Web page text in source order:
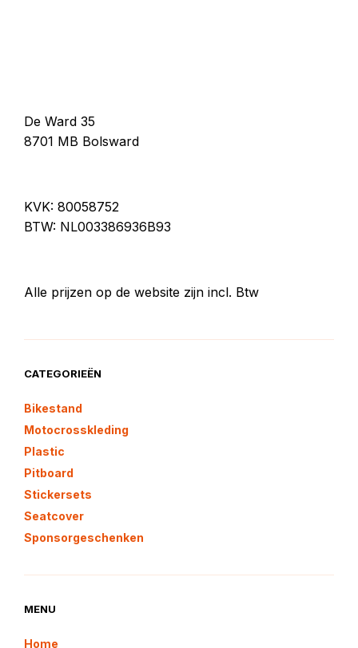
De Ward 35
8701 MB Bolsward
KVK: 80058752
BTW: NL003386936B93
Alle prijzen op de website zijn incl. Btw
CATEGORIEËN
Bikestand
Motocrosskleding
Plastic
Pitboard
Stickersets
Seatcover
Sponsorgeschenken
MENU
Home